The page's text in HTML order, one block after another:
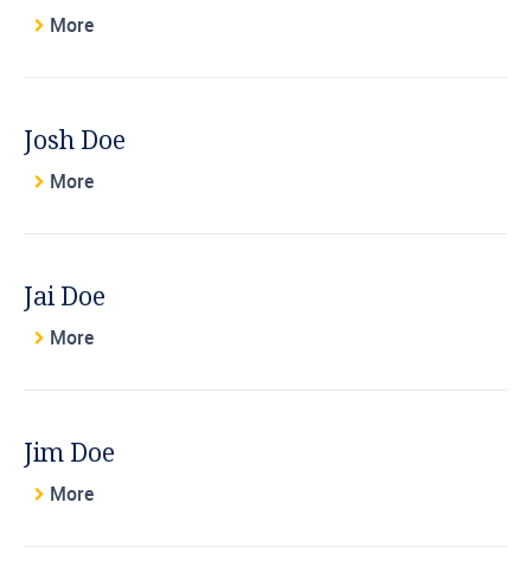
More
Josh Doe
More
Jai Doe
More
Jim Doe
More